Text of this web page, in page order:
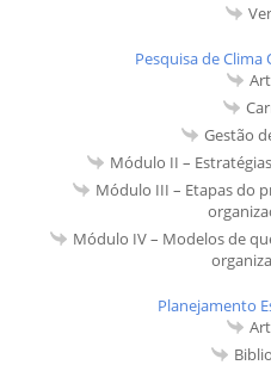
Pesquisa de Clima
Gestão
Módulo II –
Módulo III – Etapas do
Módulo IV – Modelos de
Planejamento